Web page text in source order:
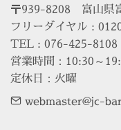
〒939-8208　富山県
フリーダイヤル :
TEL : 076-425-8108
営業時間：10:30～
定休日：火曜
webmaster@jc-